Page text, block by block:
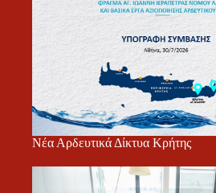
Νέα Αρδευτικά Δίκτυα Κρήτης